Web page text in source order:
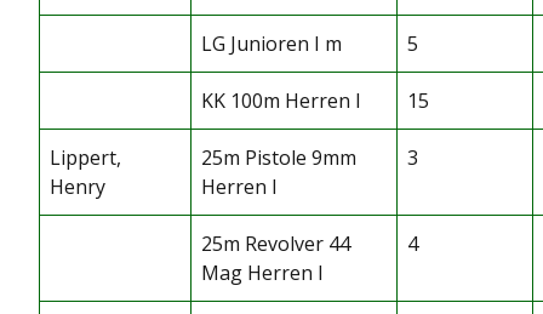
LG Junioren I m 5
KK 100m Herren I 15
Lippert,
Henry
25m Pistole 9mm
Herren I
3
25m Revolver 44
Mag Herren I
4